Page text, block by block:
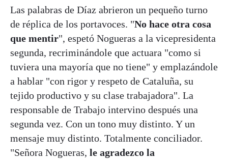
Las palabras de Díaz abrieron un pequeño turno
de réplica de los portavoces. "No hace otra cosa
que mentir", espetó Nogueras a la vicepresidenta
segunda, recriminándole que actuara "como si
tuviera una mayoría que no tiene" y emplazándole
a hablar "con rigor y respeto de Cataluña, su
tejido productivo y su clase trabajadora". La
responsable de Trabajo intervino después una
segunda vez. Con un tono muy distinto. Y un
mensaje muy distinto. Totalmente conciliador.
"Señora Nogueras, le agradezco la